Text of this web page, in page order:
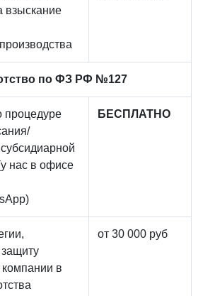
взыскание
по ФЗ РФ №127
процедуре
нас в офисе
БЕСПЛАТНО
в
от 30 000 руб